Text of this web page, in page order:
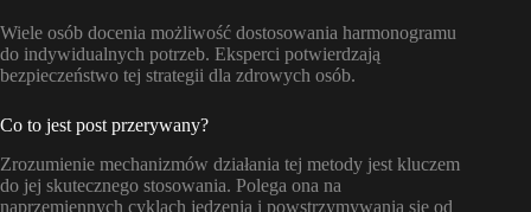
Wiele osób docenia możliwość dostosowania harmonogramu
do indywidualnych potrzeb. Eksperci potwierdzają
bezpieczeństwo tej strategii dla zdrowych osób.
Co to jest post przerywany?
Zrozumienie mechanizmów działania tej metody jest kluczem
do jej skutecznego stosowania. Polega ona na
naprzemiennych cyklach jedzenia i powstrzymywania się od